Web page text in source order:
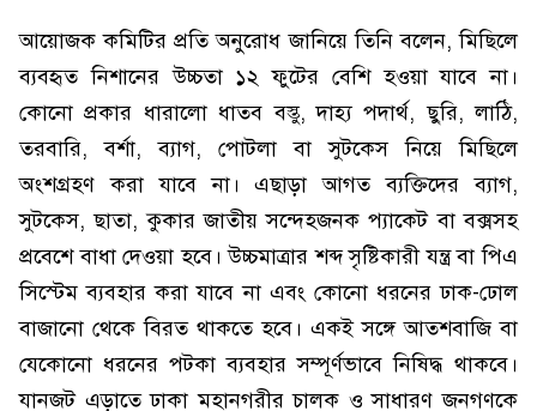
আয়োজক কমিটির প্রতি অনুরোধ জানিয়ে তিনি বলেন, মিছিলে
ব্যবহৃত নিশানের উচ্চতা ১২ ফুটের বেশি হওয়া যাবে না।
কোনো প্রকার ধারালো ধাতব বস্তু, দাহ্য পদার্থ, ছুরি, লাঠি,
তরবারি, বর্শা, ব্যাগ, পোটলা বা সুটকেস নিয়ে মিছিলে
অংশগ্রহণ করা যাবে না। এছাড়া আগত ব্যক্তিদের ব্যাগ,
সুটকেস, ছাতা, কুকার জাতীয় সন্দেহজনক প্যাকেট বা বক্সসহ
প্রবেশে বাধা দেওয়া হবে। উচ্চমাত্রার শব্দ সৃষ্টিকারী যন্ত্র বা পিএ
সিস্টেম ব্যবহার করা যাবে না এবং কোনো ধরনের ঢাক-ঢোল
বাজানো থেকে বিরত থাকতে হবে। একই সঙ্গে আতশবাজি বা
যেকোনো ধরনের পটকা ব্যবহার সম্পূর্ণভাবে নিষিদ্ধ থাকবে।
যানজট এড়াতে ঢাকা মহানগরীর চালক ও সাধারণ জনগণকে